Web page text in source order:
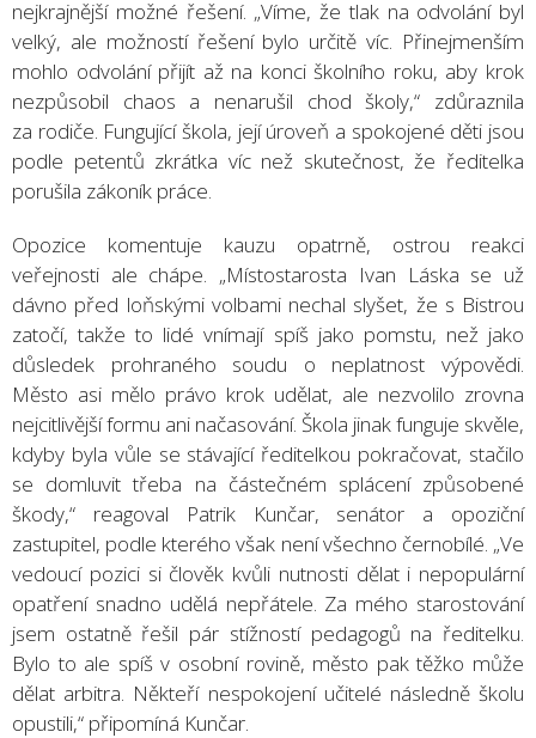
nejkrajnější možné řešení. „Víme, že tlak na odvolání byl
velký, ale možností řešení bylo určitě víc. Přinejmenším
mohlo odvolání přijít až na konci školního roku, aby krok
nezpůsobil chaos a nenarušil chod školy,“ zdůraznila
za rodiče. Fungující škola, její úroveň a spokojené děti jsou
podle petentů zkrátka víc než skutečnost, že ředitelka
porušila zákoník práce.
Opozice komentuje kauzu opatrně, ostrou reakci
veřejnosti ale chápe. „Místostarosta Ivan Láska se už
dávno před loňskými volbami nechal slyšet, že s Bistrou
zatočí, takže to lidé vnímají spíš jako pomstu, než jako
důsledek prohraného soudu o neplatnost výpovědi.
Město asi mělo právo krok udělat, ale nezvolilo zrovna
nejcitlivější formu ani načasování. Škola jinak funguje skvěle,
kdyby byla vůle se stávající ředitelkou pokračovat, stačilo
se domluvit třeba na částečném splácení způsobené
škody,“ reagoval Patrik Kunčar, senátor a opoziční
zastupitel, podle kterého však není všechno černobílé. „Ve
vedoucí pozici si člověk kvůli nutnosti dělat i nepopulární
opatření snadno udělá nepřátele. Za mého starostování
jsem ostatně řešil pár stížností pedagogů na ředitelku.
Bylo to ale spíš v osobní rovině, město pak těžko může
dělat arbitra. Někteří nespokojení učitelé následně školu
opustili,“ připomíná Kunčar.